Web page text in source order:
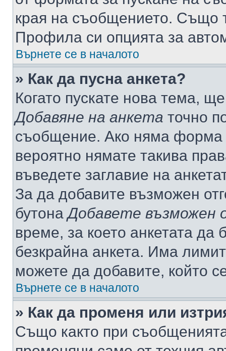
края на съобщението. Също
Профила си опцията за
Върнете се в началото
» Как да пусна анкета?
Когато пускате нова тема,
Добавяне на анкета точно
съобщение. Ако няма форма
вероятно нямате такива
въведете заглавие на
За да добавите възможен
бутонаДобавете възможен
време, за което анкетата да
безкрайна анкета. Има
можете да добавите, който
Върнете се в началото
» Как да променя или
Също както при